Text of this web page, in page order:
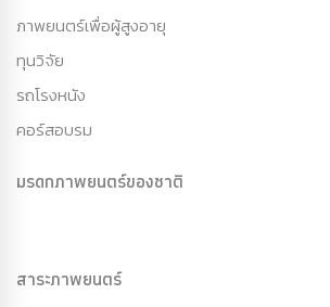
ภาพยนตร์เพื่อผู้สูงอายุ
ทุนวิจัย
รถโรงหนัง
คอร์สอบรม
มรดกภาพยนตร์ของชาติ
สาระภาพยนตร์